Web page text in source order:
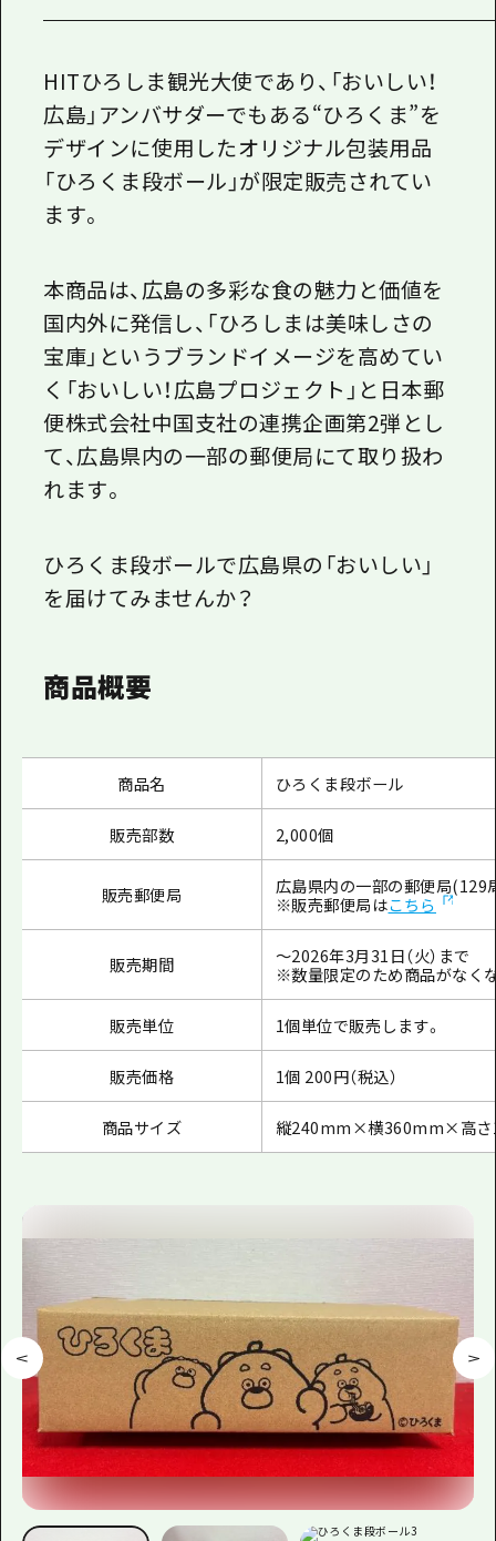
2泊3日
広島県を訪れる外国人旅行者向け情報一
ボランティアガイド
ユニバーサルツーリズム
よくあるご質問
メディア掲載情報
フォトダウンロード
関連リンク
HITひろしま観光大使であり、「おいしい！
広島」アンバサダーでもある“ひろくま”を
デザインに使用したオリジナル包装用品
「ひろくま段ボール」が限定販売されてい
ます。
本商品は、広島の多彩な食の魅力と価値を
国内外に発信し、「ひろしまは美味しさの
宝庫」というブランドイメージを高めてい
く「おいしい！広島プロジェクト」と日本郵
便株式会社中国支社の連携企画第2弾とし
て、広島県内の一部の郵便局にて取り扱わ
れます。
ひろくま段ボールで広島県の「おいしい」
を届けてみませんか？
商品概要
商品名 ひろくま段ボール
販売部数 2,000個
販売郵便局
広島県内の一部の郵便局(129
※販売郵便局はこちら
販売期間 ～2026年3月31 日（火）まで
※数量限定のため商品がなく
販売単位 1個単位で販売します。
販売価格 1個 200円（税込）
商品サイズ 縦240mm×横360mm×高さ